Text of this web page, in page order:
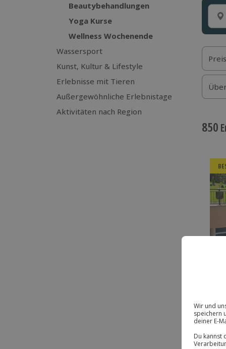
Beautybehandlungen
Yoga Kurse
Wellness Wochenende
Wassersport
Kunst, Kultur & Lifestyle
Erlebnisse mit Tieren
Außergewöhnliche Erlebnistage
Aktivitäten nach Region
Preis
850